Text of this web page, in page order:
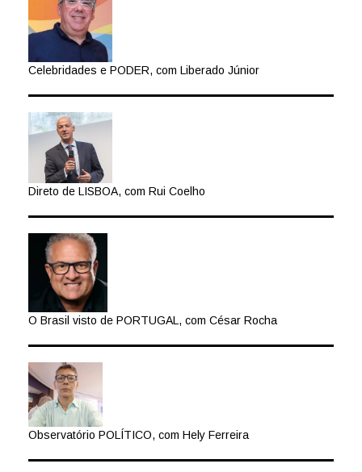
Celebridades e PODER, com Liberado Júnior
Direto de LISBOA, com Rui Coelho
O Brasil visto de PORTUGAL, com César Rocha
Observatório POLÍTICO, com Hely Ferreira